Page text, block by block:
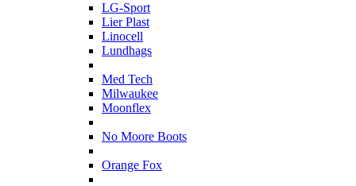
LG-Sport
Lier Plast
Linocell
Lundhags
Med Tech
Milwaukee
Moonflex
No Moore Boots
Orange Fox